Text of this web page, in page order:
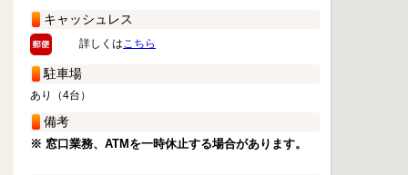
キャッシュレス
詳しくはこちら
駐車場
あり（4台）
備考
※ 窓口業務、ATMを一時休止する場合があります。